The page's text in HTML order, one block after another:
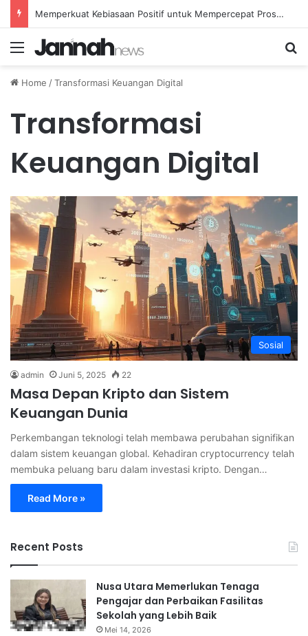
Memperkuat Kebiasaan Positif untuk Mempercepat Proses Pemulihan Mental Anda
Menu
Home /Transformasi Keuangan Digital
Transformasi
Keuangan Digital
Sosial
admin Juni 5, 2025 22
Masa Depan Kripto dan Sistem
Keuangan Dunia
Perkembangan teknologi telah membawa perubahan signifikan
dalam sistem keuangan global. Kehadiran cryptocurrency telah
membuka peluang baru dalam investasi kripto. Dengan…
Read More »
Recent Posts
Nusa Utara Memerlukan Tenaga
Pengajar dan Perbaikan Fasilitas
Sekolah yang Lebih Baik
Mei 14, 2026